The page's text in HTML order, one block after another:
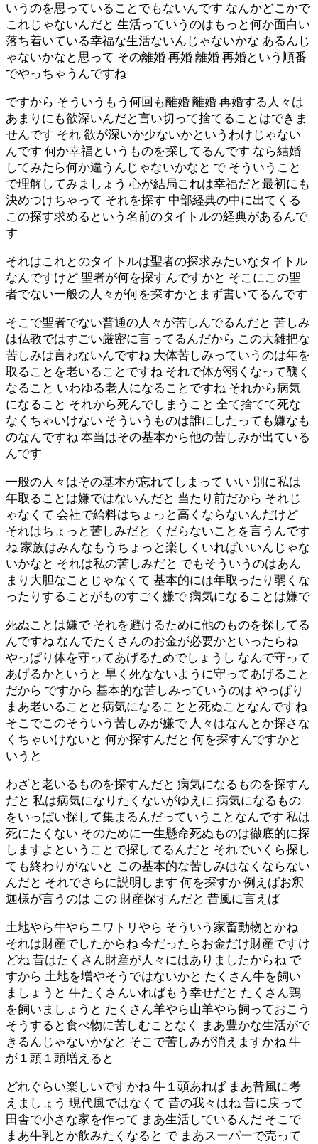
いうのを思っていることでもないんです なんかどこかで
これじゃないんだと 生活っていうのはもっと何か面白い
落ち着いている幸福な生活ないんじゃないかな あるんじ
ゃないかなと思って その離婚 再婚 離婚 再婚という順番
でやっちゃうんですね
ですから そういうもう何回も離婚 離婚 再婚する人々は
あまりにも欲深いんだと言い切って捨てることはできま
せんです それ 欲が深いか少ないかというわけじゃない
んです 何か幸福というものを探してるんです なら結婚
してみたら何か違うんじゃないかなと で そういうこと
で理解してみましょう 心が結局これは幸福だと最初にも
決めつけちゃって それを探す 中部経典の中に出てくる
この探す求めるという名前のタイトルの経典があるんで
す
それはこれとのタイトルは聖者の探求みたいなタイトル
なんですけど 聖者が何を探すんですかと そこにこの聖
者でない一般の人々が何を探すかとまず書いてるんです
そこで聖者でない普通の人々が苦しんでるんだと 苦しみ
は仏教ではすごい厳密に言ってるんだから この大雑把な
苦しみは言わないんですね 大体苦しみっていうのは年を
取ることを老いることですね それで体が弱くなって醜く
なること いわゆる老人になることですね それから病気
になること それから死んでしまうこと 全て捨てて死な
なくちゃいけない そういうものは誰にしたっても嫌なも
のなんですね 本当はその基本から他の苦しみが出ている
んです
一般の人々はその基本が忘れてしまって いい 別に私は
年取ることは嫌ではないんだと 当たり前だから それじ
ゃなくて 会社で給料はちょっと高くならないんだけど
それはちょっと苦しみだと くだらないことを言うんです
ね 家族はみんなもうちょっと楽しくいればいいんじゃな
いかなと それは私の苦しみだと でもそういうのはあん
まり大胆なことじゃなくて 基本的には年取ったり弱くな
ったりすることがものすごく嫌で 病気になることは嫌で
死ぬことは嫌で それを避けるために他のものを探してる
んですね なんでたくさんのお金が必要かといったらね
やっぱり体を守ってあげるためでしょうし なんで守って
あげるかというと 早く死なないように守ってあげること
だから ですから 基本的な苦しみっていうのは やっぱり
まあ老いることと病気になることと死ぬことなんですね
そこでこのそういう苦しみが嫌で 人々はなんとか探さな
くちゃいけないと 何か探すんだと 何を探すんですかと
いうと
わざと老いるものを探すんだと 病気になるものを探すん
だと 私は病気になりたくないがゆえに 病気になるもの
をいっぱい探して集まるんだっていうことなんです 私は
死にたくない そのために一生懸命死ぬものは徹底的に探
しますよということで探してるんだと それでいくら探し
ても終わりがないと この基本的な苦しみはなくならない
んだと それでさらに説明します 何を探すか 例えばお釈
迦様が言うのは この 財産探すんだと 昔風に言えば
土地やら牛やらニワトリやら そういう家畜動物とかね
それは財産でしたからね 今だったらお金だけ財産ですけ
どね 昔はたくさん財産が人々にはありましたからね で
すから 土地を増やそうではないかと たくさん牛を飼い
ましょうと 牛たくさんいればもう幸せだと たくさん鶏
を飼いましょうと たくさん羊やら山羊やら飼っておこう
そうすると食べ物に苦しむことなく まあ豊かな生活がで
きるんじゃないかなと そこで苦しみが消えますかね 牛
が１頭１頭増えると
どれぐらい楽しいですかね 牛１頭あれば まあ昔風に考
えましょう 現代風ではなくて 昔の我々はね 昔に戻って
田舎で小さな家を作って まあ生活しているんだ そこで
まあ牛乳とか飲みたくなると で まあスーパーで売って